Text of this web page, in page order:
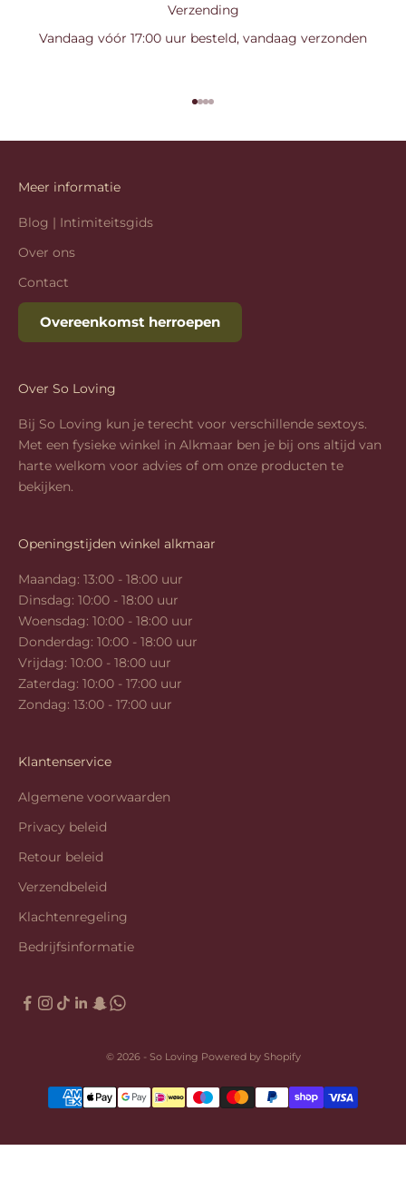
Verzending
Vandaag vóór 17:00 uur besteld, vandaag verzonden
Naar artikel 1
Naar artikel 2
Naar artikel 3
Naar artikel 4
Meer informatie
Blog | Intimiteitsgids
Over ons
Contact
Overeenkomst herroepen
Over So Loving
Bij So Loving kun je terecht voor verschillende sextoys.
Met een fysieke winkel in Alkmaar ben je bij ons altijd van
harte welkom voor advies of om onze producten te
bekijken.
Openingstijden winkel alkmaar
Maandag: 13:00 - 18:00 uur
Dinsdag: 10:00 - 18:00 uur
Woensdag: 10:00 - 18:00 uur
Donderdag: 10:00 - 18:00 uur
Vrijdag: 10:00 - 18:00 uur
Zaterdag: 10:00 - 17:00 uur
Zondag: 13:00 - 17:00 uur
Klantenservice
Algemene voorwaarden
Privacy beleid
Retour beleid
Verzendbeleid
Klachtenregeling
Bedrijfsinformatie
© 2026 - So Loving Powered by Shopify